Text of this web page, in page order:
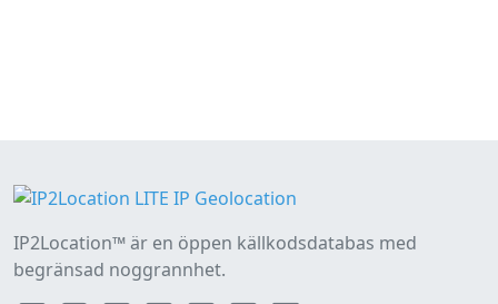
IP2Location™ är en öppen källkodsdatabas med
begränsad noggrannhet.